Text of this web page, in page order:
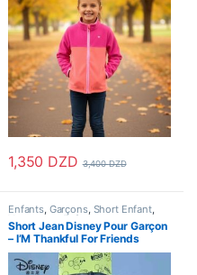
Les options peuvent être
1,350 DZD 3,400DZD
Ce produit a plusieurs
Enfants, Garçons, Short Enfant,
Vetements Enfants
Short Jean Disney Pour Garçon
– I’M Thankful For Friends